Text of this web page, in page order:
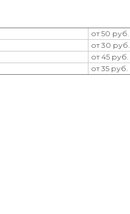
от 50 руб.
от 30 руб.
от 45 руб.
от 35 руб.